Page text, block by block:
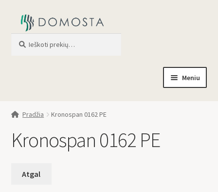
Meniu
Profilis
Pradžia Kronospan 0162 PE
Kronospan 0162 PE